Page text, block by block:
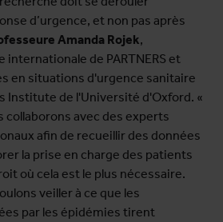
d’urgence, et non pas après
Amanda Rojek,
de PARTNERS et
en situations d'urgence sanitaire
Institute de l'Université d'Oxford. «
collaborons avec des experts
afin de recueillir des données
la prise en charge des patients
où cela est le plus nécessaire.
veiller à ce que les
par les épidémies tirent